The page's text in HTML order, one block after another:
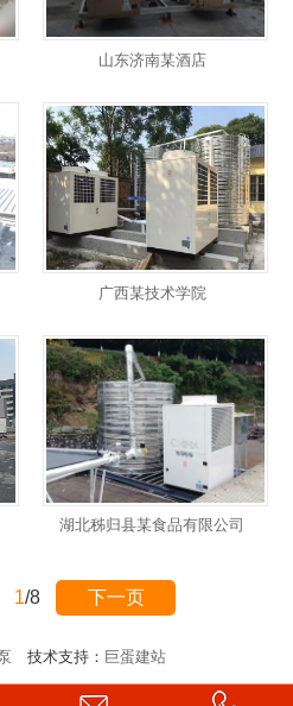
山东济南某酒店
广西某技术学院
湖北秭归县某食品有限公司
1/8 下一页
技术支持： 巨蛋建站